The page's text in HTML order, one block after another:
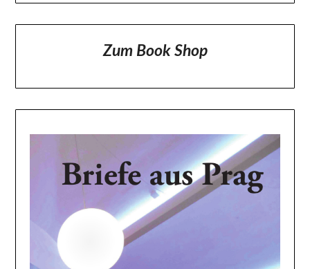
Zum Book Shop